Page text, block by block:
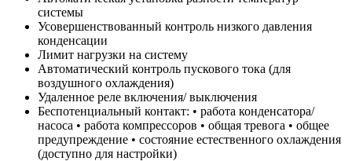
системы
Усовершенствованный контроль низкого давления
конденсации
Лимит нагрузки на систему
Автоматический контроль пускового тока (для
воздушного охлаждения)
Удаленное реле включения/ выключения
Беспотенциальный контакт: • работа конденсатора/
насоса • работа компрессоров • общая тревога • общее
предупреждение • состояние естественного охлаждения
(доступно для настройки)